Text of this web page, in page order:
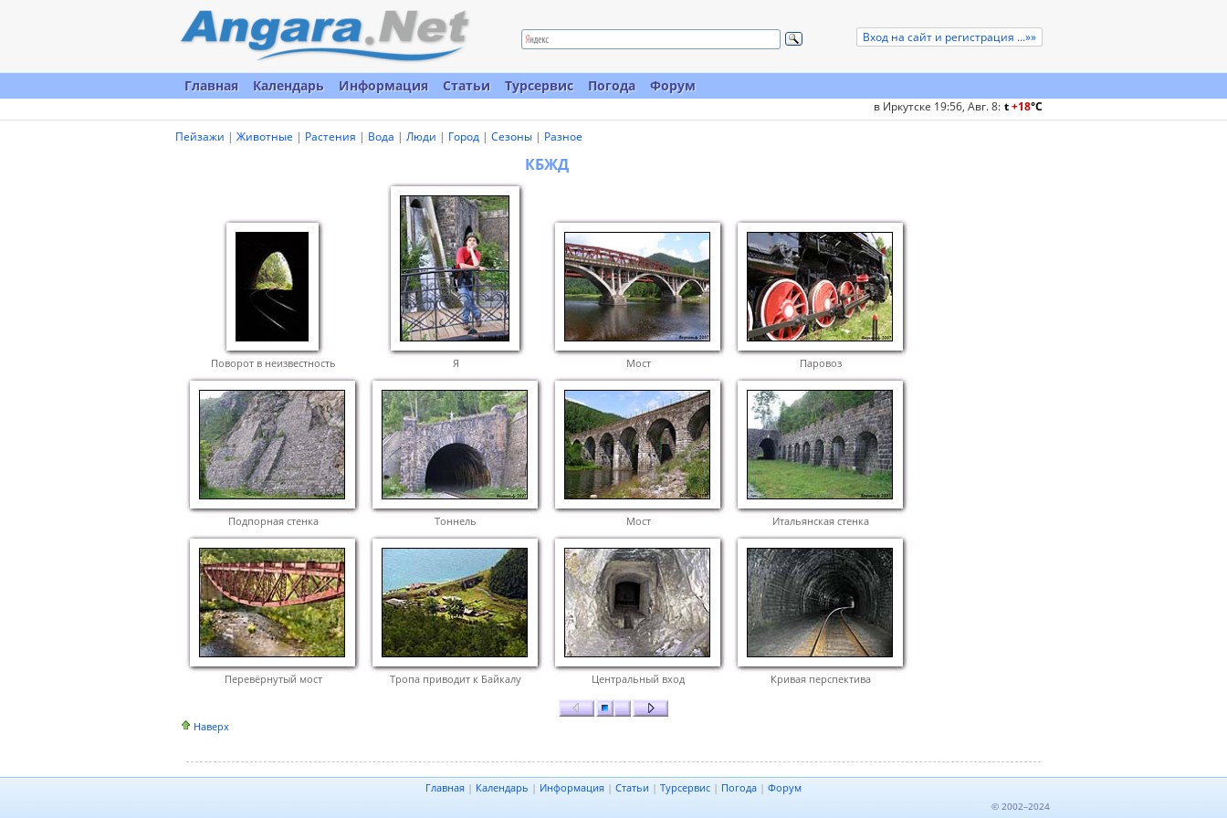
Вход на сайт и регистрация ...»»
Главная Календарь Информация Статьи Турсервис Погода Форум
в Иркутске 19:56, Авг. 8: t+18°C
Пейзажи | Животные | Растения | Вода | Люди | Город | Сезоны | Разное
КБЖД
Поворот в неизвестность Я Мост Паровоз
Подпорная стенка Тоннель Мост Итальянская стенка
Перевёрнутый мост Тропа приводит к Байкалу Центральный вход Кривая перспектива
Наверх
Главная | Календарь | Информация | Статьи | Турсервис | Погода | Форум
© 2002–2024